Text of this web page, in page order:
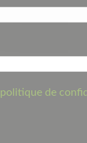
politique de